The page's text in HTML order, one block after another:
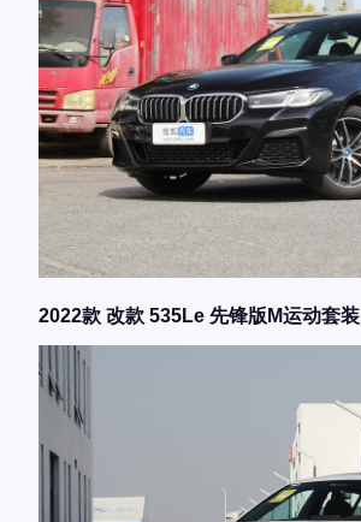
2022款 改款 535Le 先锋版M运动套装